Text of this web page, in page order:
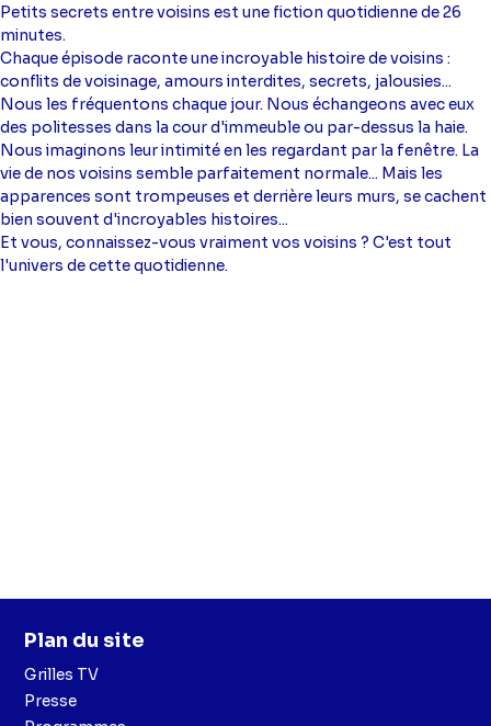
Petits secrets entre voisins est une fiction quotidienne de 26
minutes.
Chaque épisode raconte une incroyable histoire de voisins :
conflits de voisinage, amours interdites, secrets, jalousies...
Nous les fréquentons chaque jour. Nous échangeons avec eux
des politesses dans la cour d'immeuble ou par-dessus la haie.
Nous imaginons leur intimité en les regardant par la fenêtre. La
vie de nos voisins semble parfaitement normale... Mais les
apparences sont trompeuses et derrière leurs murs, se cachent
bien souvent d'incroyables histoires...
Et vous, connaissez-vous vraiment vos voisins ? C'est tout
l'univers de cette quotidienne.
Plan du site
Grilles TV
Presse